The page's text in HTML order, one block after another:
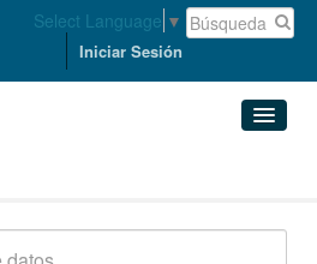
Select Language ▼
Iniciar Sesión